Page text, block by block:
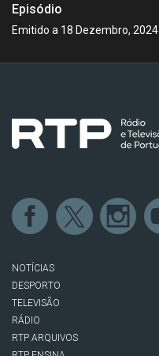
Episódio
Emitido a 18 Dezembro, 2024
NOTÍCIAS
DESPORTO
TELEVISÃO
RÁDIO
RTP ARQUIVOS